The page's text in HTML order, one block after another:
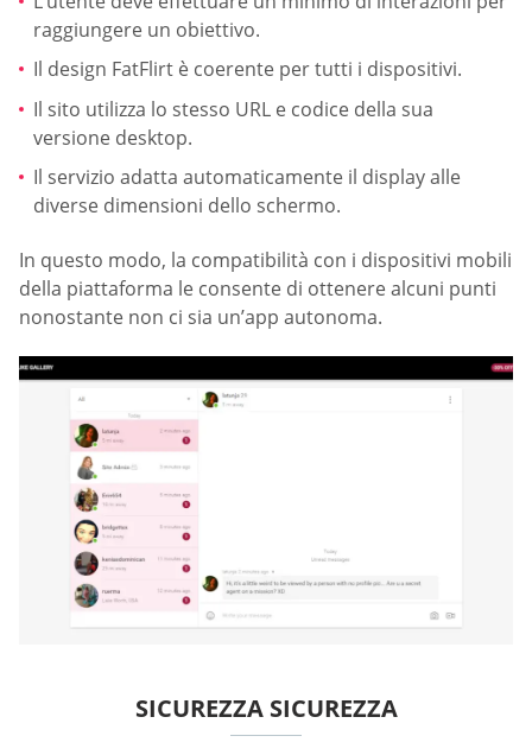
raggiungere un obiettivo.
Il design FatFlirt è coerente per tutti i dispositivi.
Il sito utilizza lo stesso URL e codice della sua
versione desktop.
Il servizio adatta automaticamente il display alle
diverse dimensioni dello schermo.
In questo modo, la compatibilità con i dispositivi mobili
della piattaforma le consente di ottenere alcuni punti
nonostante non ci sia un’app autonoma.
SICUREZZA SICUREZZA